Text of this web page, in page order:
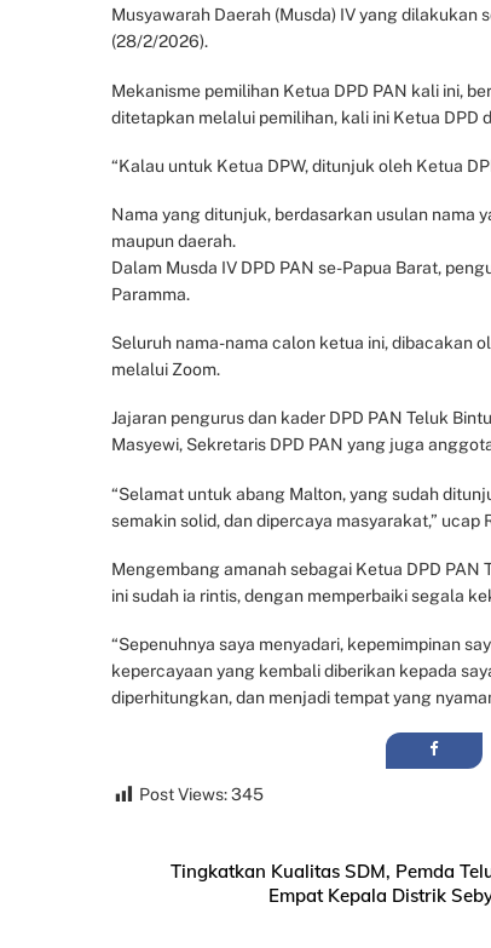
Musyawarah Daerah (Musda) IV yang dilakukan
(28/2/2026).
Mekanisme pemilihan Ketua DPD PAN kali ini,
ditetapkan melalui pemilihan, kali ini Ketua
“Kalau untuk Ketua DPW, ditunjuk oleh Ketua
Nama yang ditunjuk, berdasarkan usulan nama
maupun daerah.
Dalam Musda IV DPD PAN se-Papua Barat,
Paramma.
Seluruh nama-nama calon ketua ini, dibacakan
melalui Zoom.
Jajaran pengurus dan kader DPD PAN Teluk
Masyewi, Sekretaris DPD PAN yang juga
“Selamat untuk abang Malton, yang sudah
semakin solid, dan dipercaya masyarakat,” ucap
Mengembang amanah sebagai Ketua DPD
ini sudah ia rintis, dengan memperbaiki segala
“Sepenuhnya saya menyadari, kepemimpinan
kepercayaan yang kembali diberikan kepada
diperhitungkan, dan menjadi tempat yang
Post Views:345
Tingkatkan Kualitas SDM, Pemda
Empat Kepala Distrik